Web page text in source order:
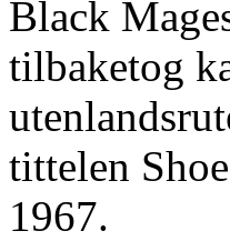
Black
tilbaketog
tittelen
1967.